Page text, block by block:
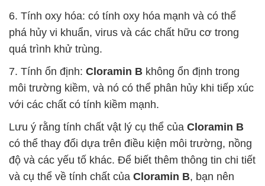
6. Tính oxy hóa: có tính oxy hóa mạnh và có thể
phá hủy vi khuẩn, virus và các chất hữu cơ trong
quá trình khử trùng.
7. Tính ổn định: Cloramin B không ổn định trong
môi trường kiềm, và nó có thể phân hủy khi tiếp xúc
với các chất có tính kiềm mạnh.
Lưu ý rằng tính chất vật lý cụ thể của Cloramin B
có thể thay đổi dựa trên điều kiện môi trường, nồng
độ và các yếu tố khác. Để biết thêm thông tin chi tiết
và cụ thể về tính chất của Cloramin B, bạn nên